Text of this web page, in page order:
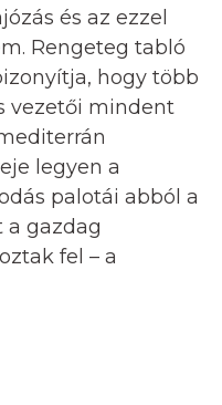
és az ezzel
Rengeteg tabló
hogy több
vezetői mindent
legyen a
palotái abból a
a gazdag
fel – a